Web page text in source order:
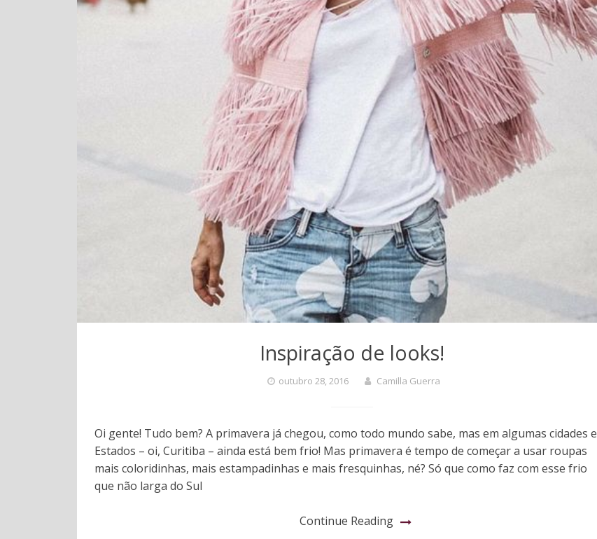
Inspiração de looks!
outubro 28, 2016 Camilla Guerra
Oi gente! Tudo bem? A primavera já chegou, como todo mundo sabe, mas em algumas cidades e
Estados – oi, Curitiba – ainda está bem frio! Mas primavera é tempo de começar a usar roupas
mais coloridinhas, mais estampadinhas e mais fresquinhas, né? Só que como faz com esse frio
que não larga do Sul
Continue Reading